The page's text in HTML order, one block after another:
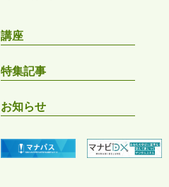
講座
特集記事
お知らせ